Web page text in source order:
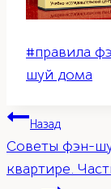
Метки
записи:
#правила
шуй дома
по
Назад
Советы фэн-
квартире.